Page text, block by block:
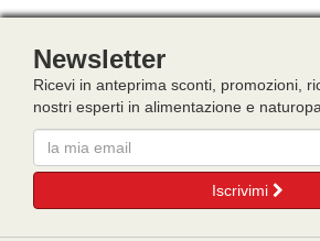
Newsletter
Ricevi in anteprima sconti, promozioni,
nostri esperti in alimentazione e
Email
Iscrivimi